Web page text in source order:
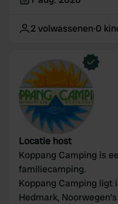
2volwassenen·0
Locatie host
Koppang Camping is
familiecamping.
Koppang Camping ligt
Hedmark,